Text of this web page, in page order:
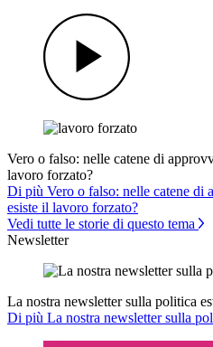
Vero o falso: nelle catene di
lavoro forzato?
Di più Vero o falso: nelle catene di
esiste il lavoro forzato?
Vedi tutte le storie di questo tema
Newsletter
La nostra newsletter sulla politica
Di più La nostra newsletter sulla